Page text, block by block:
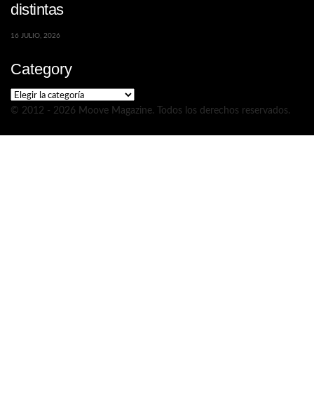
distintas
16 JULIO, 2026
Category
Category
© 2012 - 2026 Moove Magazine. Todos los derechos reservados.